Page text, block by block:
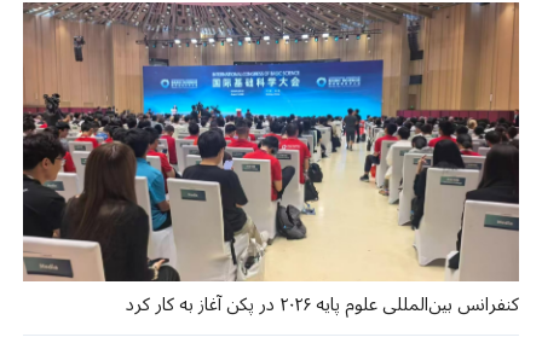
کنفرانس بین‌المللی علوم پایه ۲۰۲۶ در پکن آغاز به کار کرد